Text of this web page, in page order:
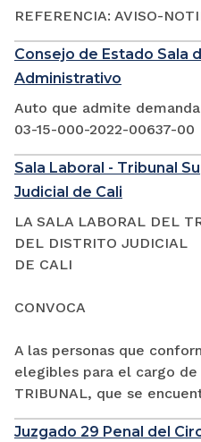
REFERENCIA: AVISO-
Consejo de Estado Sala
Administrativo
Auto que admite
03-15-000-2022-00637-00
Sala Laboral - Tribunal
Judicial de Cali
LA SALA LABORAL DEL
DEL DISTRITO JUDICIAL
DE CALI
CONVOCA
A las personas que
elegibles para el cargo de
TRIBUNAL, que se
Juzgado 29 Penal del